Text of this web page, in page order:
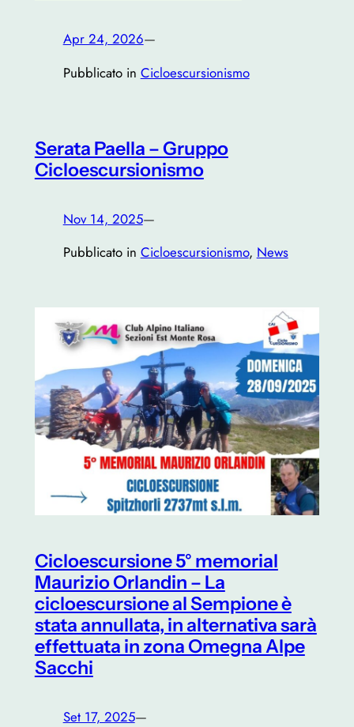
Apr 24, 2026—
Pubblicato in Cicloescursionismo
Serata Paella – Gruppo
Cicloescursionismo
Nov 14, 2025—
Pubblicato in Cicloescursionismo, News
Cicloescursione 5° memorial
Maurizio Orlandin – La
cicloescursione al Sempione è
stata annullata, in alternativa sarà
effettuata in zona Omegna Alpe
Sacchi
Set 17, 2025—